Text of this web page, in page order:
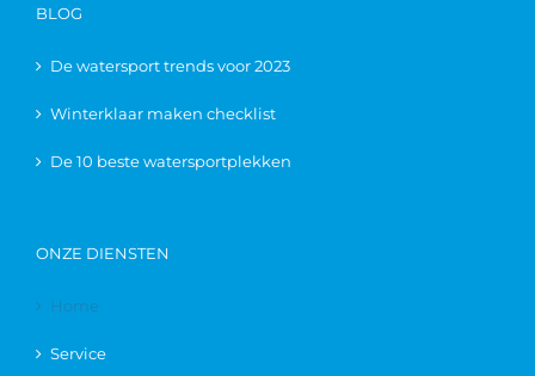
BLOG
De watersport trends voor 2023
Winterklaar maken checklist
De 10 beste watersportplekken
ONZE DIENSTEN
Home
Service